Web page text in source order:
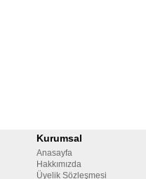
Kurumsal
Anasayfa
Hakkımızda
Üyelik Sözleşmesi